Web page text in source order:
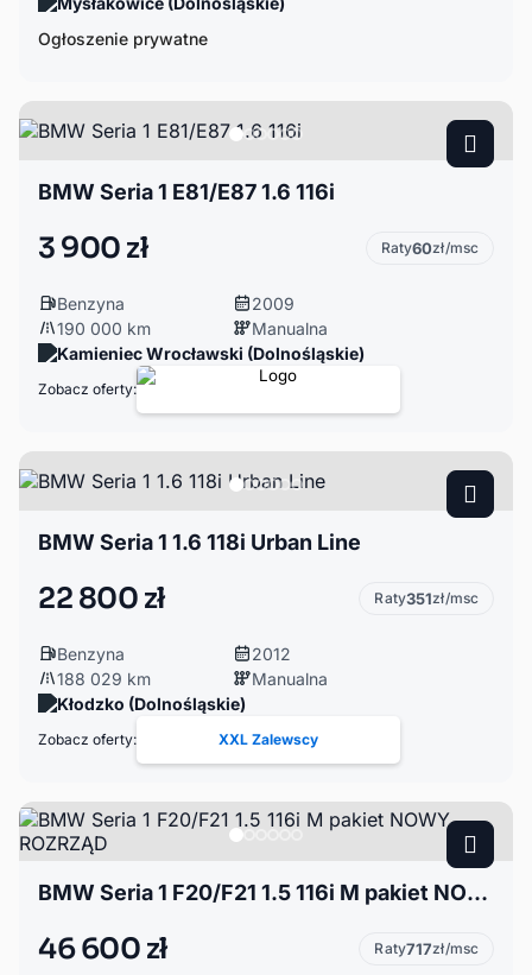
Ogłoszenie prywatne
BMW Seria 1 E81/E87 1.6 116i
3 900 zł Raty60zł/msc
Benzyna
2009
190 000 km
Manualna
Kamieniec Wrocławski (Dolnośląskie)
Zobacz oferty:
BMW Seria 1 1.6 118i Urban Line
22 800 zł Raty351zł/msc
Benzyna
2012
188 029 km
Manualna
Kłodzko (Dolnośląskie)
Zobacz oferty: XXL Zalewscy
BMW Seria 1 F20/F21 1.5 116i M pakiet NOWY ROZRZĄD
46 600 zł Raty717zł/msc